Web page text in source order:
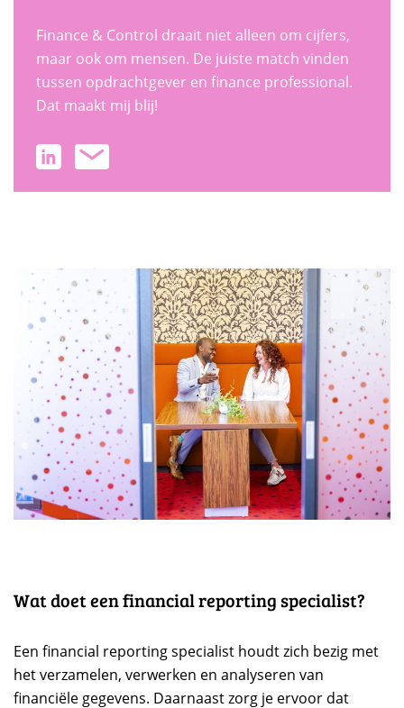
Finance & Control draait niet alleen om cijfers,
maar ook om mensen. De juiste match vinden
tussen opdrachtgever en finance professional.
Dat maakt mij blij!
Wat doet een financial reporting specialist?
Een financial reporting specialist houdt zich bezig met
het verzamelen, verwerken en analyseren van
financiële gegevens. Daarnaast zorg je ervoor dat